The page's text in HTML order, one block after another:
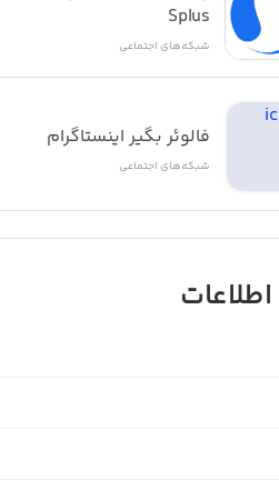
Splus
شبکه‌های اجتماعی
فالوئر بگير اینستاگرام
شبکه‌های اجتماعی
اطلاعات